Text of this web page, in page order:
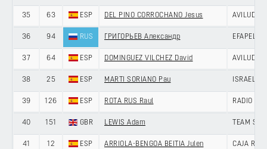
35 63 ESP DEL PINO CORROCHANO Jesus AVILUDO -
36 94 RUS ГРИГОРЬЕВ Александр EFAPEL
37 64 ESP DOMINGUEZ VILCHEZ David AVILUDO -
38 25 ESP MARTI SORIANO Pau ISRAEL
39 126 ESP ROTA RUS Raul RADIO
40 151 GBR LEWIS Adam TEAM
41 12 ESP ARRIOLA-BENGOA BEITIA Julen CAJA